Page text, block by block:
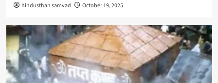
hindusthan samvad October 19, 2025